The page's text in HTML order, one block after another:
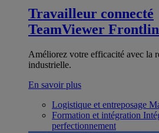
Travailleur connecté
TeamViewer
Améliorez votre efficacité avec la
industrielle.
En savoir plus
Logistique et entreposage
Formation et intégration
perfectionnement